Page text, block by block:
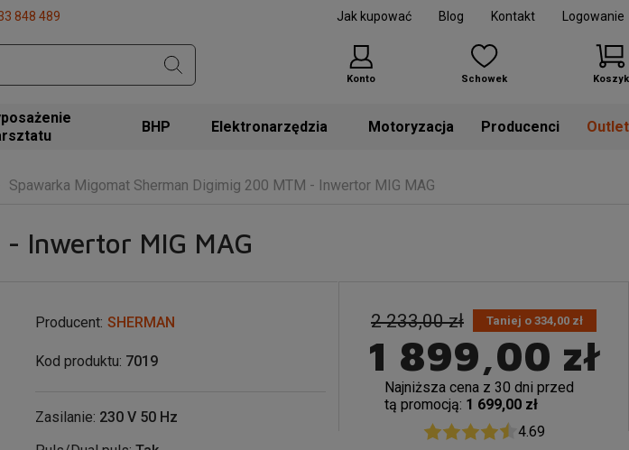
848 489 Jak kupować Blog Kontakt Logowanie
Konto Schowek Koszyk
BHP Motoryzacja Producenci Outlet
Spawarka Migomat Sherman Digimig 200 MTM - Inwertor MIG MAG
Inwertor MIG MAG
Producent: SHERMAN
Kod produktu: 7019
Zasilanie: 230 V 50 Hz
2 233,00 zł Taniej o 334,00 zł
1 899,00 zł
Najniższa cena z 30 dni przed
tą promocją: 1 699,00 zł
4.69